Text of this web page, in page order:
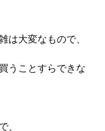
は大変なもので、
うことすらできな
、